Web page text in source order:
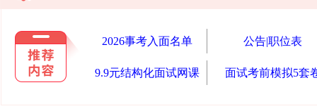
2026事考入面名单 公告|职位表
9.9元结构化面试网课 面试考前模拟5套